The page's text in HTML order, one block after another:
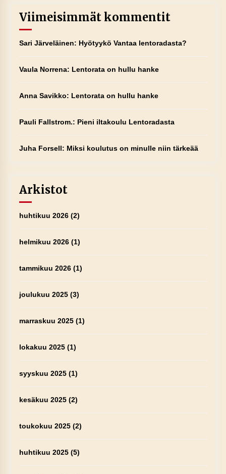
Viimeisimmät kommentit
Sari Järveläinen: Hyötyykö Vantaa lentoradasta?
Vaula Norrena: Lentorata on hullu hanke
Anna Savikko: Lentorata on hullu hanke
Pauli Fallstrom.: Pieni iltakoulu Lentoradasta
Juha Forsell: Miksi koulutus on minulle niin tärkeää
Arkistot
huhtikuu 2026(2)
helmikuu 2026(1)
tammikuu 2026(1)
joulukuu 2025(3)
marraskuu 2025(1)
lokakuu 2025(1)
syyskuu 2025(1)
kesäkuu 2025(2)
toukokuu 2025(2)
huhtikuu 2025(5)